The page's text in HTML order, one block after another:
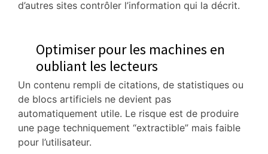
d’autres sites contrôler l’information qui la décrit.
Optimiser pour les machines en
oubliant les lecteurs
Un contenu rempli de citations, de statistiques ou
de blocs artificiels ne devient pas
automatiquement utile. Le risque est de produire
une page techniquement “extractible” mais faible
pour l’utilisateur.